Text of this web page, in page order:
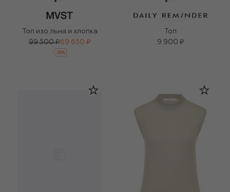
Топ изо льна и хлопка
99 500 ₽69 650 ₽
-30%
Топ
9 900 ₽